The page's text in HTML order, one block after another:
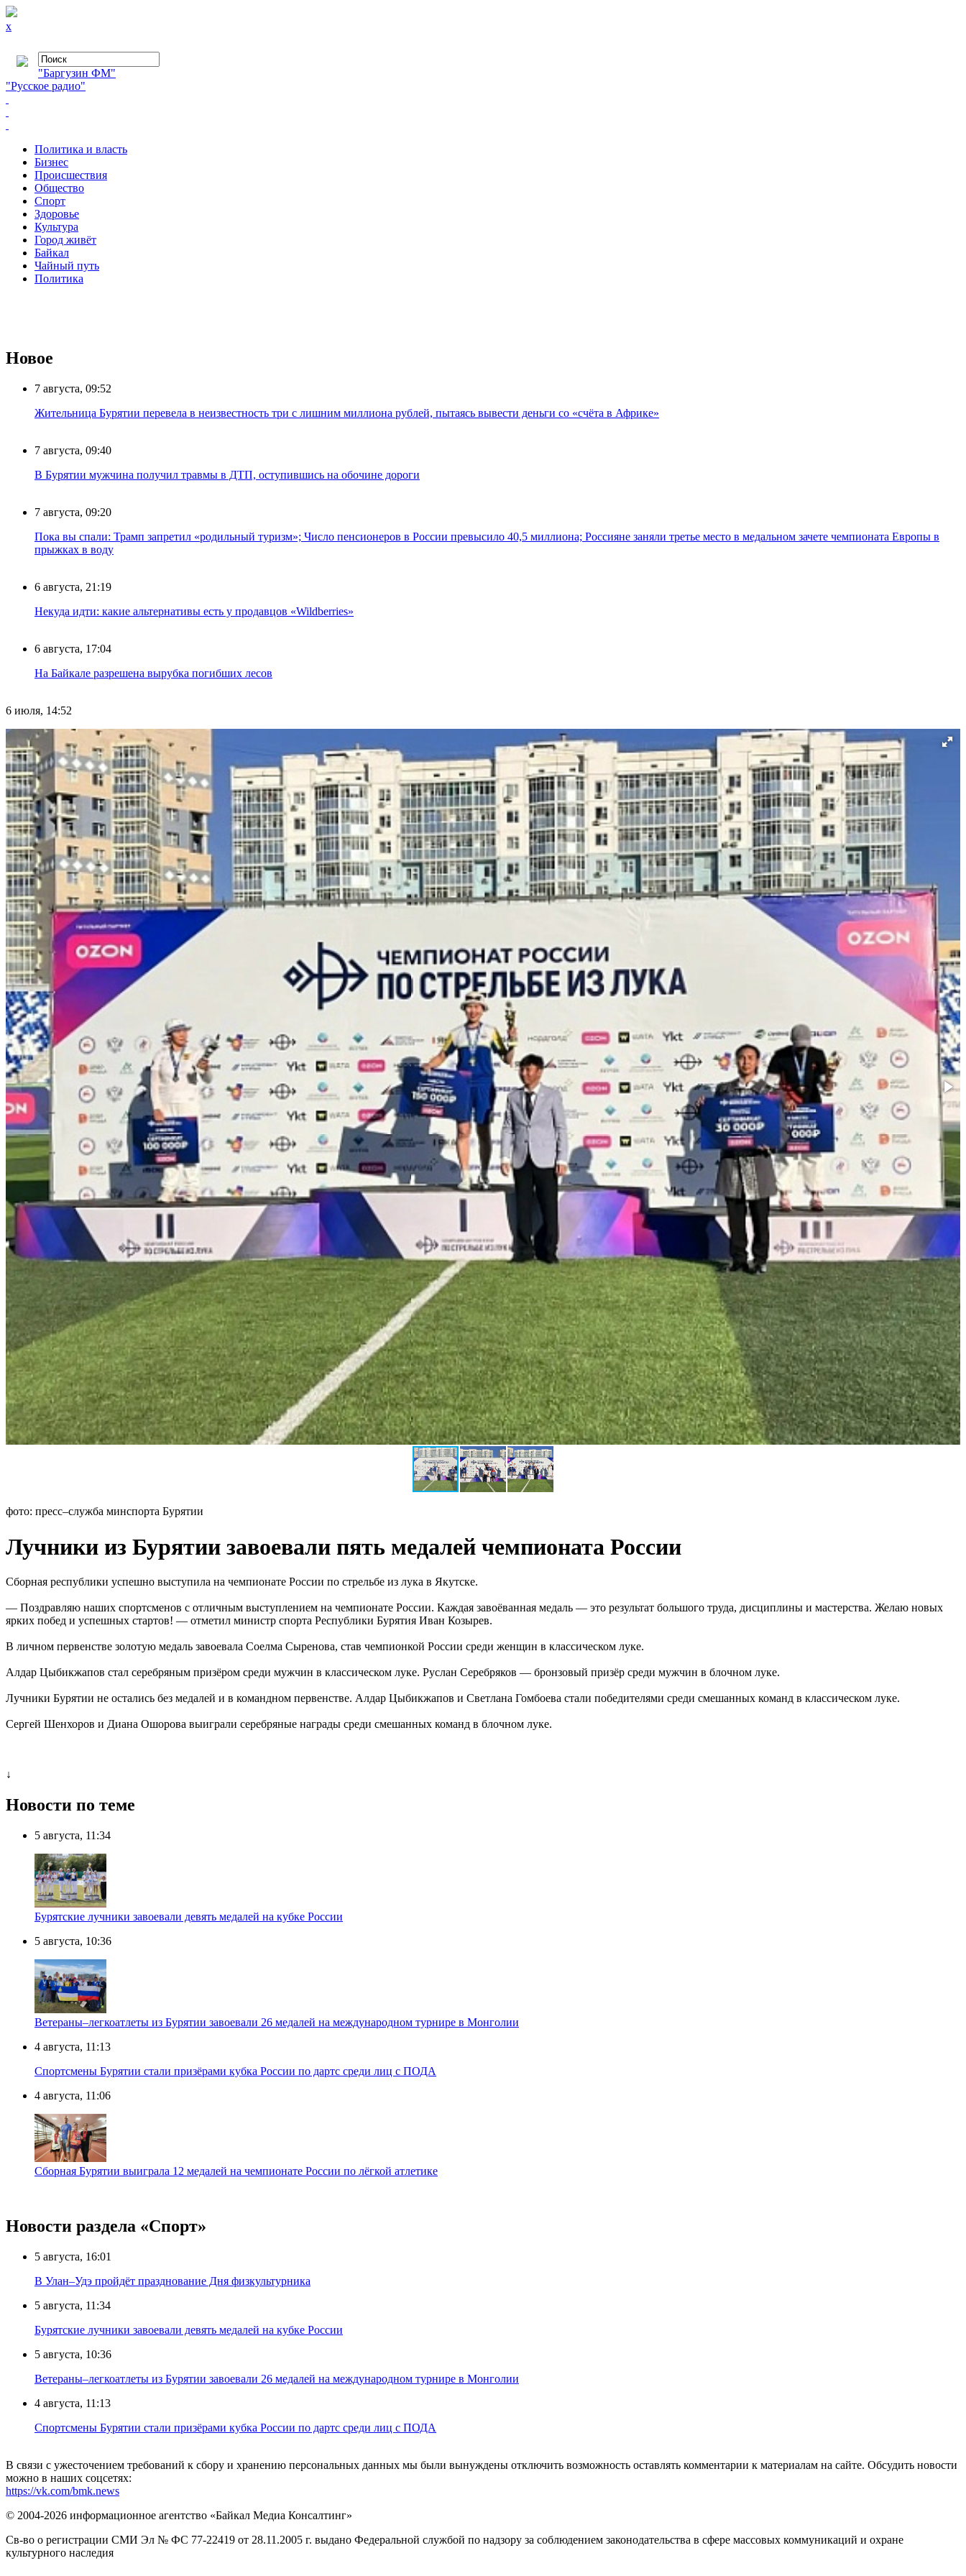
x
"Баргузин ФМ"
"Русское радио"
Политика и власть
Бизнес
Происшествия
Общество
Cпорт
Здоровье
Культура
Город живёт
Байкал
Чайный путь
Политика
Новое
7 августа, 09:52
Жительница Бурятии перевела в неизвестность три с лишним миллиона рублей, пытаясь вывести деньги со «счёта в Африке»
7 августа, 09:40
В Бурятии мужчина получил травмы в ДТП, оступившись на обочине дороги
7 августа, 09:20
Пока вы спали: Трамп запретил «родильный туризм»; Число пенсионеров в России превысило 40,5 миллиона; Россияне заняли третье место в медальном зачете чемпионата Европы в
прыжках в воду
6 августа, 21:19
Некуда идти: какие альтернативы есть у продавцов «Wildberries»
6 августа, 17:04
На Байкале разрешена вырубка погибших лесов
6 июля, 14:52
фото: пресс–служба минспорта Бурятии
Лучники из Бурятии завоевали пять медалей чемпионата России
Сборная республики успешно выступила на чемпионате России по стрельбе из лука в Якутске.
— Поздравляю наших спортсменов с отличным выступлением на чемпионате России. Каждая завоёванная медаль — это результат большого труда, дисциплины и мастерства. Желаю новых
ярких побед и успешных стартов! — отметил министр спорта Республики Бурятия Иван Козырев.
В личном первенстве золотую медаль завоевала Соелма Сыренова, став чемпионкой России среди женщин в классическом луке.
Алдар Цыбикжапов стал серебряным призёром среди мужчин в классическом луке. Руслан Серебряков — бронзовый призёр среди мужчин в блочном луке.
Лучники Бурятии не остались без медалей и в командном первенстве. Алдар Цыбикжапов и Светлана Гомбоева стали победителями среди смешанных команд в классическом луке.
Сергей Шенхоров и Диана Ошорова выиграли серебряные награды среди смешанных команд в блочном луке.
↓
Новости по теме
5 августа, 11:34
Бурятские лучники завоевали девять медалей на кубке России
5 августа, 10:36
Ветераны–легкоатлеты из Бурятии завоевали 26 медалей на международном турнире в Монголии
4 августа, 11:13
Спортсмены Бурятии стали призёрами кубка России по дартс среди лиц с ПОДА
4 августа, 11:06
Сборная Бурятии выиграла 12 медалей на чемпионате России по лёгкой атлетике
Новости раздела «Cпорт»
5 августа, 16:01
В Улан–Удэ пройдёт празднование Дня физкультурника
5 августа, 11:34
Бурятские лучники завоевали девять медалей на кубке России
5 августа, 10:36
Ветераны–легкоатлеты из Бурятии завоевали 26 медалей на международном турнире в Монголии
4 августа, 11:13
Спортсмены Бурятии стали призёрами кубка России по дартс среди лиц с ПОДА
В связи с ужесточением требований к сбору и хранению персональных данных мы были вынуждены отключить возможность оставлять комментарии к материалам на сайте. Обсудить новости
можно в наших соцсетях:
https://vk.com/bmk.news
© 2004-2026 информационное агентство «Байкал Медиа Консалтинг»
Св-во о регистрации СМИ Эл № ФС 77-22419 от 28.11.2005 г. выдано Федеральной службой по надзору за соблюдением законодательства в сфере массовых коммуникаций и охране
культурного наследия